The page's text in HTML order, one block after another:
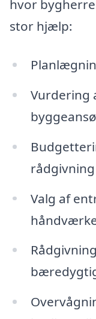
hvor
stor hjælp:
Vurdering
rådgivning
Valg af